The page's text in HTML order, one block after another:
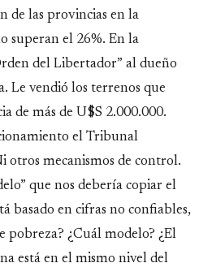
de las provincias en la
superan el 26%. En la
del Libertador” al dueño
Le vendió los terrenos que
de más de U$S 2.000.000.
el Tribunal
otros mecanismos de control.
que nos debería copiar el
basado en cifras no confiables,
pobreza? ¿Cuál modelo? ¿El
está en el mismo nivel del